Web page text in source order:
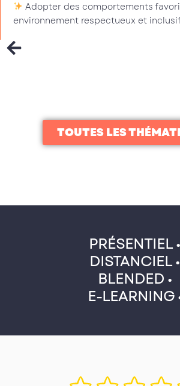
Adopter des comportements
environnement respectueux et
TOUTES LES
PRÉSENTIEL •
DISTANCIEL •
BLENDED •
E-LEARNING